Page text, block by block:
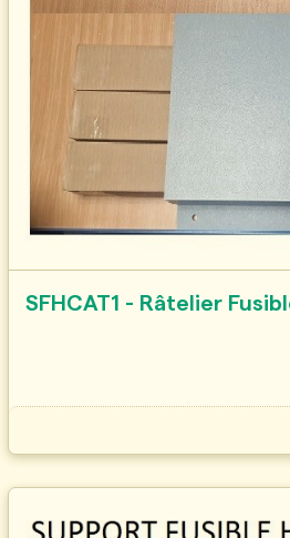
SFHCAT1 - Râtelier